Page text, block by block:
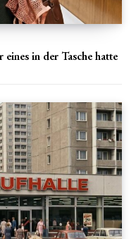
in der Tasche hatte